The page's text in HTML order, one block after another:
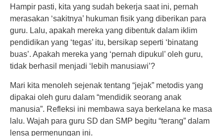
Hampir pasti, kita yang sudah bekerja saat ini, pernah
merasakan ‘sakitnya’ hukuman fisik yang diberikan para
guru. Lalu, apakah mereka yang dibentuk dalam iklim
pendidikan yang ‘tegas’ itu, bersikap seperti ‘binatang
buas’. Apakah mereka yang ‘pernah dipukul’ oleh guru,
tidak berhasil menjadi ‘lebih manusiawi’?
Mari kita menoleh sejenak tentang “jejak” metodis yang
dipakai oleh guru dalam “mendidik seorang anak
manusia”. Refleksi ini membawa saya berkelana ke masa
lalu. Wajah para guru SD dan SMP begitu “terang” dalam
lensa permenungan ini.